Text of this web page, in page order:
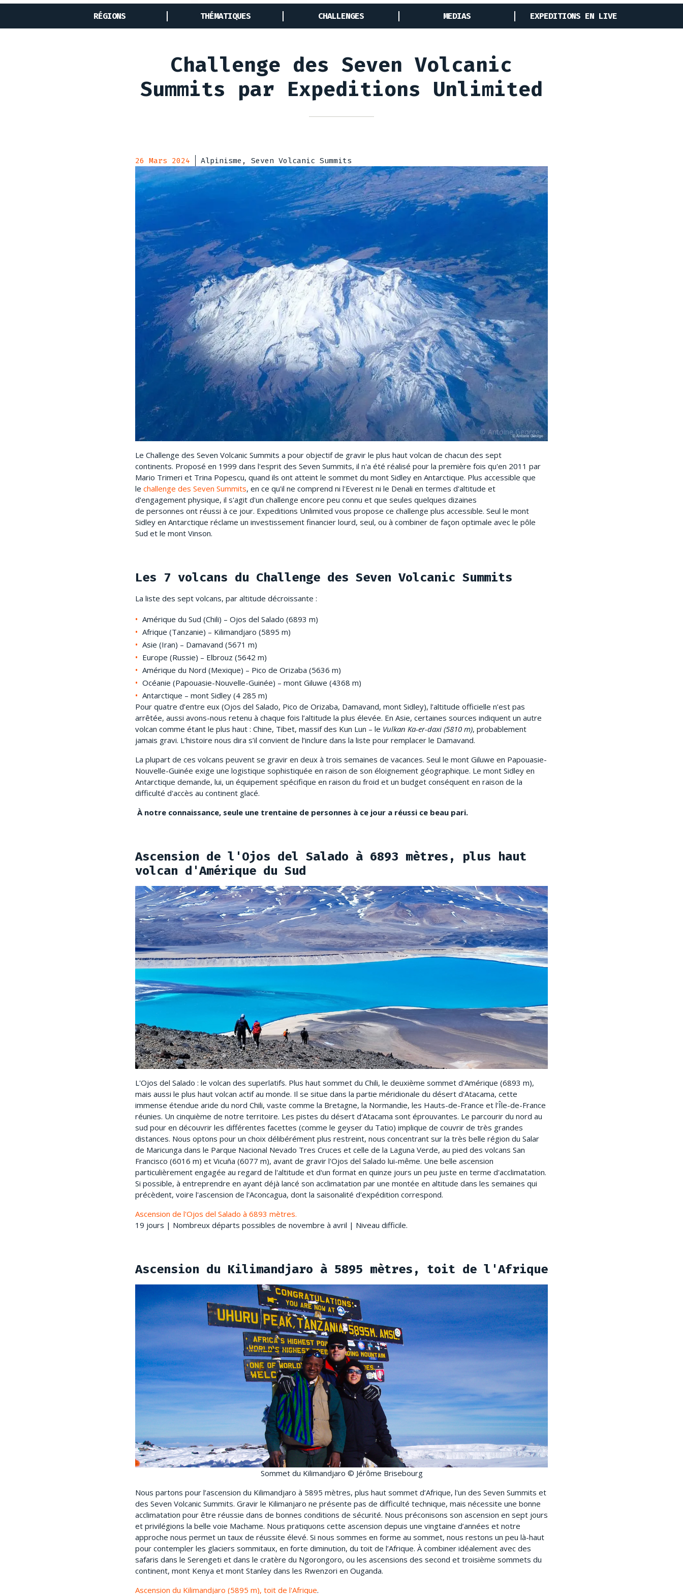
RÉGIONS THÉMATIQUES CHALLENGES MEDIAS EXPEDITIONS EN LIVE
Challenge des Seven Volcanic
Summits par Expeditions Unlimited
26 Mars 2024 Alpinisme, Seven Volcanic Summits
Le Challenge des Seven Volcanic Summits a pour objectif de gravir le plus haut volcan de chacun des sept
continents. Proposé en 1999 dans l'esprit des Seven Summits, il n'a été réalisé pour la première fois qu'en 2011 par
Mario Trimeri et Trina Popescu, quand ils ont atteint le sommet du mont Sidley en Antarctique. Plus accessible que
le challenge des Seven Summits, en ce qu'il ne comprend ni l'Everest ni le Denali en termes d'altitude et
d'engagement physique, il s'agit d'un challenge encore peu connu et que seules quelques dizaines
de personnes ont réussi à ce jour. Expeditions Unlimited vous propose ce challenge plus accessible. Seul le mont
Sidley en Antarctique réclame un investissement financier lourd, seul, ou à combiner de façon optimale avec le pôle
Sud et le mont Vinson.
Les 7 volcans du Challenge des Seven Volcanic Summits
La liste des sept volcans, par altitude décroissante :
Amérique du Sud (Chili) – Ojos del Salado (6893 m)
Afrique (Tanzanie) – Kilimandjaro (5895 m)
Asie (Iran) – Damavand (5671 m)
Europe (Russie) – Elbrouz (5642 m)
Amérique du Nord (Mexique) – Pico de Orizaba (5636 m)
Océanie (Papouasie-Nouvelle-Guinée) – mont Giluwe (4368 m)
Antarctique – mont Sidley (4 285 m)
Pour quatre d’entre eux (Ojos del Salado, Pico de Orizaba, Damavand, mont Sidley), l’altitude officielle n’est pas
arrêtée, aussi avons-nous retenu à chaque fois l’altitude la plus élevée. En Asie, certaines sources indiquent un autre
volcan comme étant le plus haut : Chine, Tibet, massif des Kun Lun – le Vulkan Ka-er-daxi (5810 m), probablement
jamais gravi. L’histoire nous dira s’il convient de l’inclure dans la liste pour remplacer le Damavand.
La plupart de ces volcans peuvent se gravir en deux à trois semaines de vacances. Seul le mont Giluwe en Papouasie-
Nouvelle-Guinée exige une logistique sophistiquée en raison de son éloignement géographique. Le mont Sidley en
Antarctique demande, lui, un équipement spécifique en raison du froid et un budget conséquent en raison de la
difficulté d'accès au continent glacé.
À notre connaissance, seule une trentaine de personnes à ce jour a réussi ce beau pari.
Ascension de l'Ojos del Salado à 6893 mètres, plus haut
volcan d'Amérique du Sud
L'Ojos del Salado : le volcan des superlatifs. Plus haut sommet du Chili, le deuxième sommet d'Amérique (6893 m),
mais aussi le plus haut volcan actif au monde. Il se situe dans la partie méridionale du désert d'Atacama, cette
immense étendue aride du nord Chili, vaste comme la Bretagne, la Normandie, les Hauts-de-France et l'Île-de-France
réunies. Un cinquième de notre territoire. Les pistes du désert d'Atacama sont éprouvantes. Le parcourir du nord au
sud pour en découvrir les différentes facettes (comme le geyser du Tatio) implique de couvrir de très grandes
distances. Nous optons pour un choix délibérément plus restreint, nous concentrant sur la très belle région du Salar
de Maricunga dans le Parque Nacional Nevado Tres Cruces et celle de la Laguna Verde, au pied des volcans San
Francisco (6016 m) et Vicuña (6077 m), avant de gravir l'Ojos del Salado lui-même. Une belle ascension
particulièrement engagée au regard de l'altitude et d'un format en quinze jours un peu juste en terme d'acclimatation.
Si possible, à entreprendre en ayant déjà lancé son acclimatation par une montée en altitude dans les semaines qui
précèdent, voire l'ascension de l'Aconcagua, dont la saisonalité d'expédition correspond.
Ascension de l'Ojos del Salado à 6893 mètres.
19 jours | Nombreux départs possibles de novembre à avril | Niveau difficile.
Ascension du Kilimandjaro à 5895 mètres, toit de l'Afrique
Sommet du Kilimandjaro © Jérôme Brisebourg
Nous partons pour l’ascension du Kilimandjaro à 5895 mètres, plus haut sommet d’Afrique, l'un des Seven Summits et
des Seven Volcanic Summits. Gravir le Kilimanjaro ne présente pas de difficulté technique, mais nécessite une bonne
acclimatation pour être réussie dans de bonnes conditions de sécurité. Nous préconisons son ascension en sept jours
et privilégions la belle voie Machame. Nous pratiquons cette ascension depuis une vingtaine d’années et notre
approche nous permet un taux de réussite élevé. Si nous sommes en forme au sommet, nous restons un peu là-haut
pour contempler les glaciers sommitaux, en forte diminution, du toit de l’Afrique. À combiner idéalement avec des
safaris dans le Serengeti et dans le cratère du Ngorongoro, ou les ascensions des second et troisième sommets du
continent, mont Kenya et mont Stanley dans les Rwenzori en Ouganda.
Ascension du Kilimandjaro (5895 m), toit de l'Afrique.